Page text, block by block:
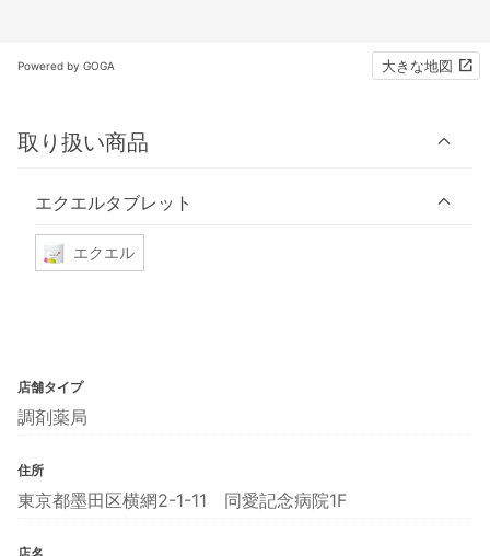
Powered by GOGA 大きな地図
取り扱い商品
エクエルタブレット
エクエル
店舗タイプ
調剤薬局
住所
東京都墨田区横網2-1-11 同愛記念病院1F